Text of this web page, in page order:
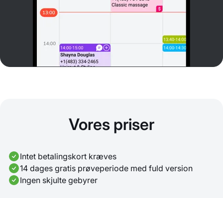
Vores priser
Intet betalingskort kræves
14 dages gratis prøveperiode med fuld version
Ingen skjulte gebyrer